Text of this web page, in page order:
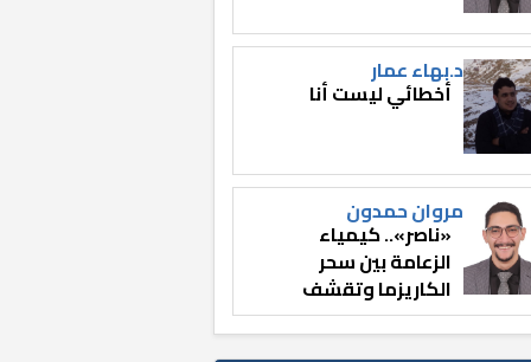
د.بهاء عمار
أخطائي ليست أنا
مروان حمدون
«ناصر».. كيمياء
الزعامة بين سحر
الكاريزما وتقشف
الثائر